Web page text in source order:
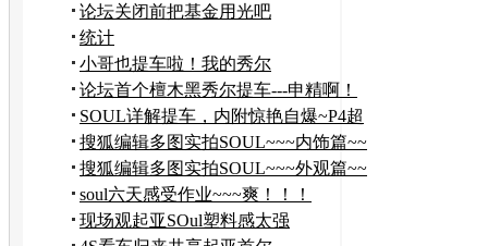
论坛关闭前把基金用光吧
统计
小哥也提车啦！我的秀尔
论坛首个檀木黑秀尔提车---申精啊！
SOUL详解提车，内附惊艳自爆~P4超
级大来宾
搜狐编辑多图实拍SOUL~~~内饰篇~~
搜狐编辑多图实拍SOUL~~~外观篇~~
soul六天感受作业~~~爽！！！
现场观起亚SOul塑料感太强